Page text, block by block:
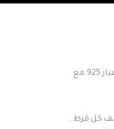
. أقراط باندورا المستطيلة المضيئة مصنوعة من الفضة الإسترليني عيار 925 مع
نصف كل قرط .